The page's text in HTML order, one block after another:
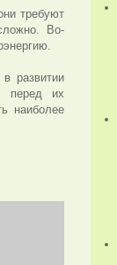
требуют
Во-
развитии
перед их
наиболее